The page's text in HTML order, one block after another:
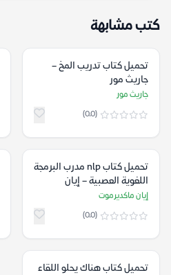
كتب مشابهة
تحميل كتاب تدريب المخ –
جاريث مور
جاريث مور
(0.0)
تحميل كتاب nlp مدرب البرمجة
اللغوية العصبية – إيان
ماكديرموت
إيان ماكديرموت
(0.0)
تحميل كتاب هناك يحلو اللقاء